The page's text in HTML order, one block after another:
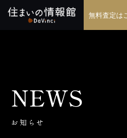
無料査定は
お知らせ
NEWS